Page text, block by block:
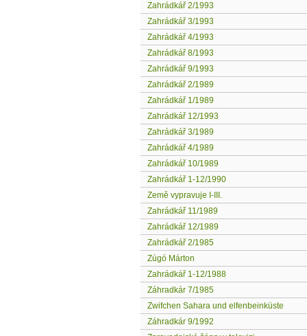
Zahrádkář 2/1993
Zahrádkář 3/1993
Zahrádkář 4/1993
Zahrádkář 8/1993
Zahrádkář 9/1993
Zahrádkář 2/1989
Zahrádkář 1/1989
Zahrádkář 12/1993
Zahrádkář 3/1989
Zahrádkář 4/1989
Zahrádkář 10/1989
Zahrádkář 1-12/1990
Země vypravuje I-III.
Zahrádkář 11/1989
Zahrádkář 12/1989
Zahrádkář 2/1985
Zúgó Márton
Zahrádkář 1-12/1988
Záhradkár 7/1985
Zwifchen Sahara und elfenbeinküste
Záhradkár 9/1992